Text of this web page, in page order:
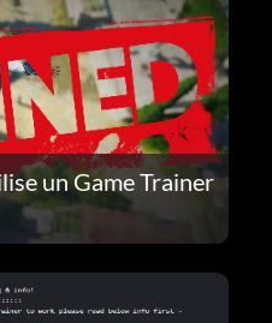
un Game Trainer